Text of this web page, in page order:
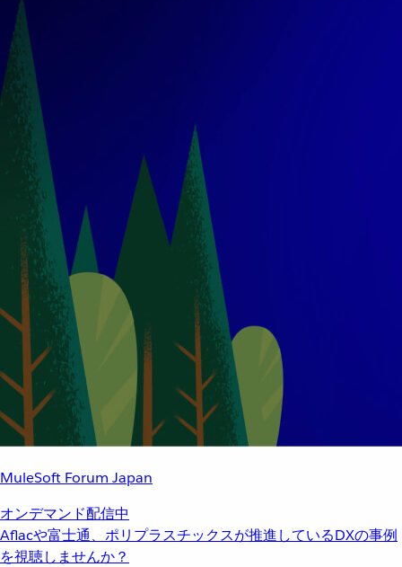
MuleSoft Forum Japan
オンデマンド配信中
Aflacや富士通、ポリプラスチックスが推進しているDXの事例
を視聴しませんか？